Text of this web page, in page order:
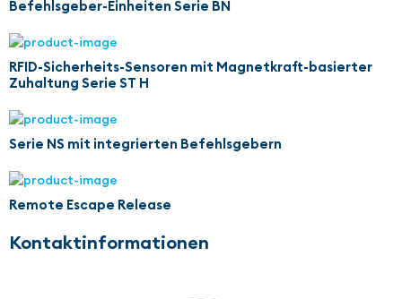
Befehlsgeber-Einheiten Serie BN
RFID-Sicherheits-Sensoren mit Magnetkraft-basierter
Zuhaltung Serie ST H
Serie NS mit integrierten Befehlsgebern
Remote Escape Release
Kontaktinformationen